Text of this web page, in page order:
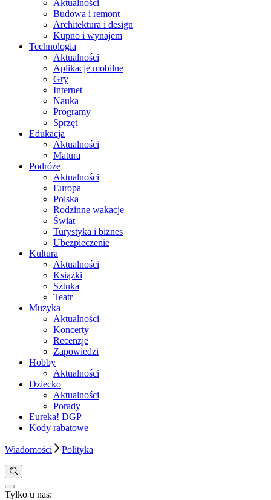
Aktualności
Budowa i remont
Architektura i design
Kupno i wynajem
Technologia
Aktualności
Aplikacje mobilne
Gry
Internet
Nauka
Programy
Sprzęt
Edukacja
Aktualności
Matura
Podróże
Aktualności
Europa
Polska
Rodzinne wakacje
Świat
Turystyka i biznes
Ubezpieczenie
Kultura
Aktualności
Książki
Sztuka
Teatr
Muzyka
Aktualności
Koncerty
Recenzje
Zapowiedzi
Hobby
Aktualności
Dziecko
Aktualności
Porady
Eureka! DGP
Kody rabatowe
Wiadomości Polityka
Anuluj
Tylko u nas: